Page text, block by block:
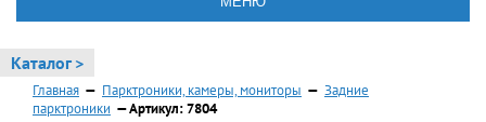
Каталог >
Главная — Парктроники, камеры, мониторы — Задние
парктроники — Артикул: 7804